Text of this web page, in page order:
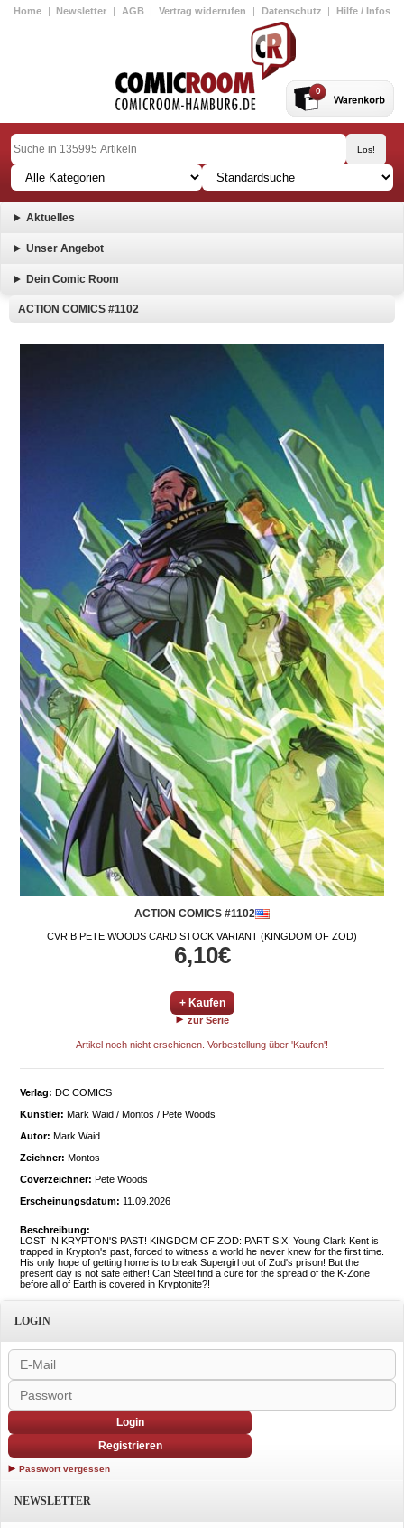
Home | Newsletter | AGB | Vertrag widerrufen | Datenschutz | Hilfe / Infos
0
Aktuelles
Unser Angebot
Dein Comic Room
ACTION COMICS #1102
ACTION COMICS #1102
CVR B PETE WOODS CARD STOCK VARIANT (KINGDOM OF ZOD)
6,10€
+ Kaufen
zur Serie
Artikel noch nicht erschienen. Vorbestellung über 'Kaufen'!
Verlag: DC COMICS
Künstler: Mark Waid / Montos / Pete Woods
Autor: Mark Waid
Zeichner: Montos
Coverzeichner: Pete Woods
Erscheinungsdatum: 11.09.2026
Beschreibung:
LOST IN KRYPTON'S PAST! KINGDOM OF ZOD: PART SIX! Young Clark Kent is
trapped in Krypton's past, forced to witness a world he never knew for the first time.
His only hope of getting home is to break Supergirl out of Zod's prison! But the
present day is not safe either! Can Steel find a cure for the spread of the K-Zone
before all of Earth is covered in Kryptonite?!
LOGIN
Login
Registrieren
Passwort vergessen
NEWSLETTER